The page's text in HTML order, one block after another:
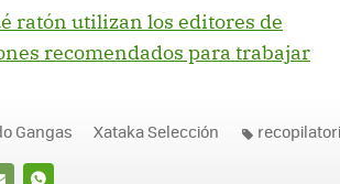
ratón utilizan los editores de
recomendados para trabajar
Gangas Xataka Selección